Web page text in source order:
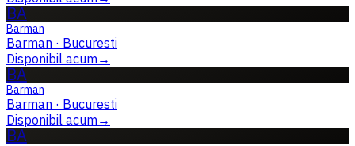
BA
Barman
Barman · Bucuresti
Disponibil acum→
BA
Barman
Barman · Bucuresti
Disponibil acum→
BA